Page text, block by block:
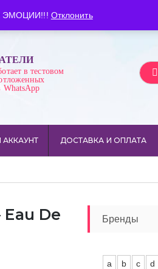
ЭМОЦИИ!!! Отклонить
в тестовом
WhatsApp
ДОСТАВКА И ОПЛАТА
De
Бренды
a b c d